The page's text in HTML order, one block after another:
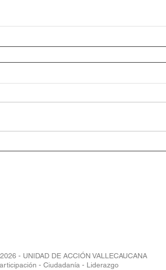
- UNIDAD DE ACCIÓN VALLECAUCANA
- Ciudadanía - Liderazgo